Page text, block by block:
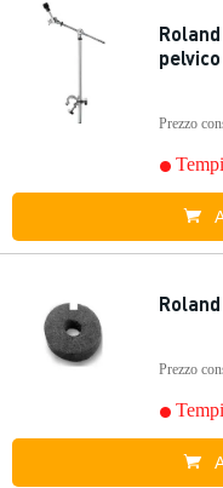
pelvico
Prezzo
Prezzo